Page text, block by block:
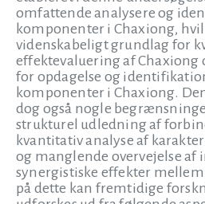
omfattende analysere og
komponenter i Chaxiong,
videnskabeligt grundlag for
effektevaluering af
for opdagelse og
komponenter i Chaxiong.
dog også nogle
strukturel udledning af
kvantitativ analyse af
og manglende overvejelse af
synergistiske effekter
på dette kan fremtidige